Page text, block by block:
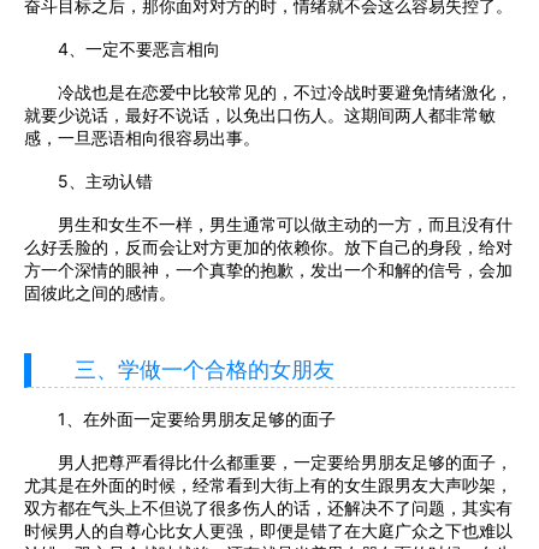
奋斗目标之后，那你面对对方的时，情绪就不会这么容易失控了。
4、一定不要恶言相向
冷战也是在恋爱中比较常见的，不过冷战时要避免情绪激化，
就要少说话，最好不说话，以免出口伤人。这期间两人都非常敏
感，一旦恶语相向很容易出事。
5、主动认错
男生和女生不一样，男生通常可以做主动的一方，而且没有什
么好丢脸的，反而会让对方更加的依赖你。放下自己的身段，给对
方一个深情的眼神，一个真挚的抱歉，发出一个和解的信号，会加
固彼此之间的感情。
三、学做一个合格的女朋友
1、在外面一定要给男朋友足够的面子
男人把尊严看得比什么都重要，一定要给男朋友足够的面子，
尤其是在外面的时候，经常看到大街上有的女生跟男友大声吵架，
双方都在气头上不但说了很多伤人的话，还解决不了问题，其实有
时候男人的自尊心比女人更强，即便是错了在大庭广众之下也难以